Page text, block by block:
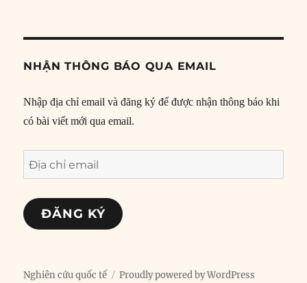
NHẬN THÔNG BÁO QUA EMAIL
Nhập địa chỉ email và đăng ký để được nhận thông báo khi
có bài viết mới qua email.
Địa
chỉ
email
ĐĂNG KÝ
Nghiên cứu quốc tế Proudly powered by WordPress